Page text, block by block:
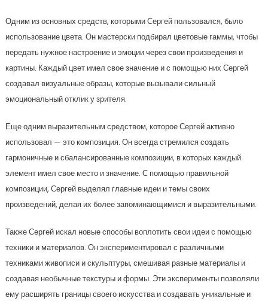
Одним из основных средств, которыми Сергей пользовался, было
использование цвета. Он мастерски подбирал цветовые гаммы, чтобы
передать нужное настроение и эмоции через свои произведения и
картины. Каждый цвет имел свое значение и с помощью них Сергей
создавал визуальные образы, которые вызывали сильный
эмоциональный отклик у зрителя.
Еще одним выразительным средством, которое Сергей активно
использовал — это композиция. Он всегда стремился создать
гармоничные и сбалансированные композиции, в которых каждый
элемент имел свое место и значение. С помощью правильной
композиции, Сергей выделял главные идеи и темы своих
произведений, делая их более запоминающимися и выразительными.
Также Сергей искал новые способы воплотить свои идеи с помощью
техники и материалов. Он экспериментировал с различными
техниками живописи и скульптуры, смешивая разные материалы и
создавая необычные текстуры и формы. Эти эксперименты позволяли
ему расширять границы своего искусства и создавать уникальные и